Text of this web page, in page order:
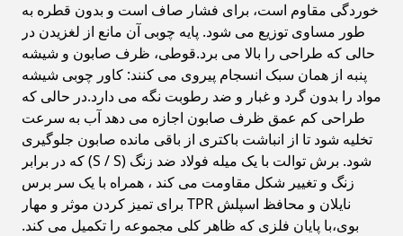
خوردگی مقاوم است، برای فشار صاف است و بدون قطره به
طور مساوی توزیع می شود. پایه چوبی آن مانع از لغزیدن در
حالی که طراحی را بالا می برد.قوطی، ظرف صابون و شیشه
پنبه از همان سبک انسجام پیروی می کنند: کاور چوبی شیشه
مواد را بدون گرد و غبار و ضد رطوبت نگه می دارد.در حالی که
طراحی کم عمق ظرف صابون اجازه می دهد آب به سرعت
تخلیه شود تا از انباشت باکتری از باقی مانده صابون جلوگیری
شود. برش توالت با یک میله فولاد ضد زنگ (S / S) که در برابر
زنگ و تغییر شکل مقاومت می کند ، همراه با یک سر برس
نایلان و محافظ اسپلش TPR برای تمیز کردن موثر و مهار
بوی،با پایان فلزی که ظاهر کلی مجموعه را تکمیل می کند.